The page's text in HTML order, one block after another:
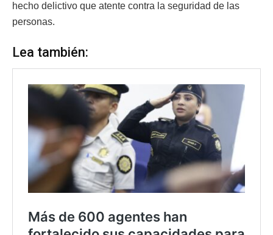
hecho delictivo que atente contra la seguridad de las
personas.
Lea también: